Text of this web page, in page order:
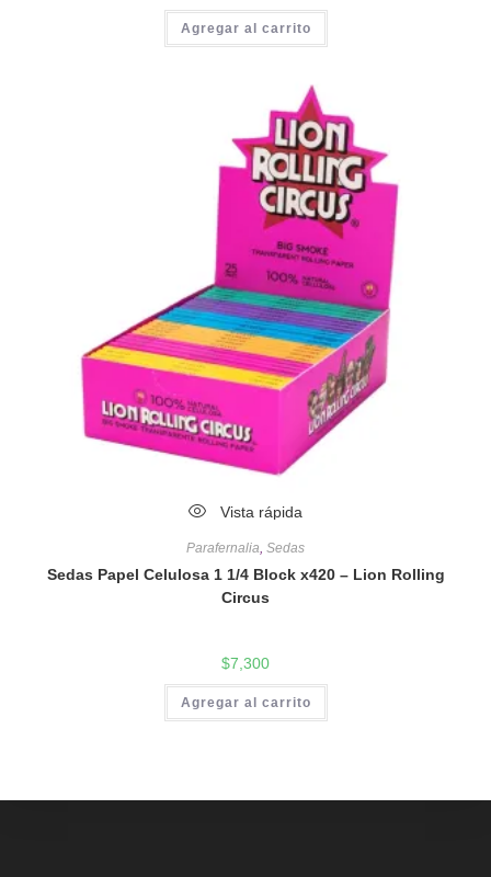
Agregar al carrito
Vista rápida
Parafernalia, Sedas
Sedas Papel Celulosa 1 1/4 Block x420 – Lion Rolling
Circus
$7,300
Agregar al carrito